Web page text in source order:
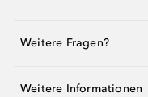
Weitere Fragen?
Weitere Informationen